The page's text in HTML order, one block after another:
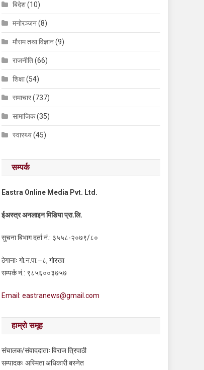
बिदेश(10)
मनोरञ्जन(8)
मौसम तथा विज्ञान(9)
राजनीति(66)
शिक्षा(54)
समाचार(737)
सामाजिक(35)
स्वास्थ्य(45)
सम्पर्क
Eastra Online Media Pvt. Ltd.
ईअस्त्र अनलाइन मिडिया प्रा.लि.
सुचना बिभाग दर्ता नं.: ३५५८-२०७९/८०
ठेगानाः गो.न.पा.–८, गोरखा
सम्पर्क नं.: ९८५६००३७५७
Email: eastranews@gmail.com
हाम्रो समूह
संचालक/संवाददाताः विराज त्रिपाठी
सम्पादकः अस्मिता अधिकारी बस्नेत